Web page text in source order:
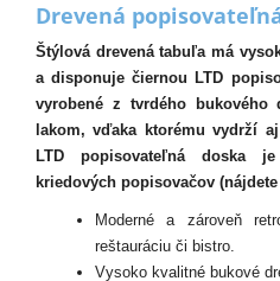
Drevená
Štýlová drevená tabuľa má
a disponuje čiernou LTD
vyrobené z tvrdého bukového
lakom, vďaka ktorému vydrží
LTD popisovateľná doska
kriedových popisovačov
Moderné a zároveň
reštauráciu či bistro.
Vysoko kvalitné bukové